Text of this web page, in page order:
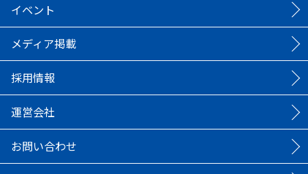
イベント
メディア掲載
採用情報
運営会社
お問い合わせ